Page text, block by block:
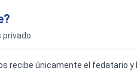
recibe únicamente el fedatario y